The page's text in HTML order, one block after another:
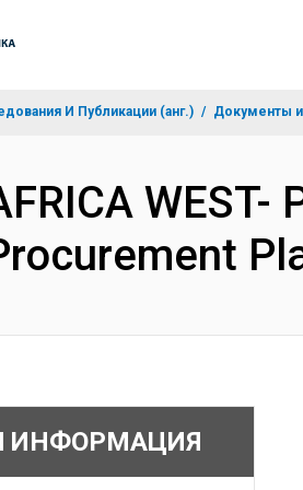
И Публикации (анг.) Документы
ИНФОРМАЦИЯ